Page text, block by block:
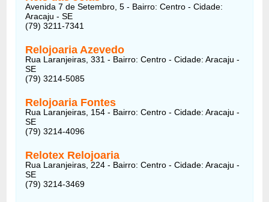
Avenida 7 de Setembro, 5 - Bairro: Centro - Cidade:
Aracaju - SE
(79) 3211-7341
Relojoaria Azevedo
Rua Laranjeiras, 331 - Bairro: Centro - Cidade: Aracaju -
SE
(79) 3214-5085
Relojoaria Fontes
Rua Laranjeiras, 154 - Bairro: Centro - Cidade: Aracaju -
SE
(79) 3214-4096
Relotex Relojoaria
Rua Laranjeiras, 224 - Bairro: Centro - Cidade: Aracaju -
SE
(79) 3214-3469